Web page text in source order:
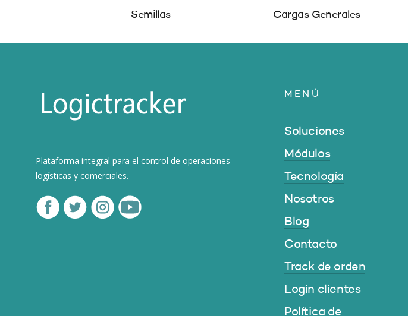
Semillas Cargas Generales
Plataforma integral para el control de operaciones
logísticas y comerciales.
MENÚ
Soluciones
Módulos
Tecnología
Nosotros
Blog
Contacto
Track de orden
Login clientes
Política de